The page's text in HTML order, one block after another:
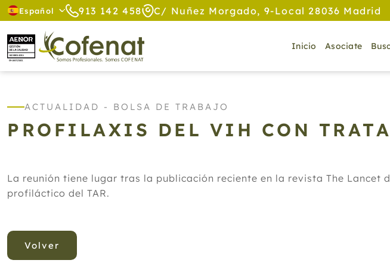
Español 913 142 458 C/ Nuñez Morgado, 9-Local 28036 Madrid
Inicio Asociate
ACTUALIDAD - BOLSA DE TRABAJO
PROFILAXIS DEL VIH CON
La reunión tiene lugar tras la publicación reciente en la revista The
profiláctico del TAR.
Volver